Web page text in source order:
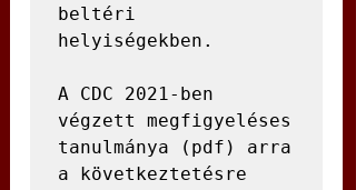
beltéri
helyiségekben.
A CDC 2021-ben
végzett megfigyeléses
tanulmánya (pdf) arra
a következtetésre